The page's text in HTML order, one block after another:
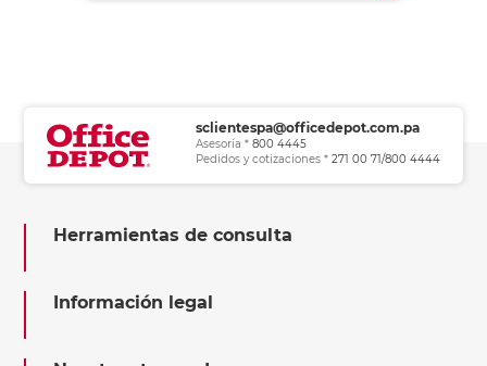
sclientespa@officedepot.com.pa
Asesoría * 800 4445
Pedidos y cotizaciones * 271 00 71/800 4444
Herramientas de consulta
Información legal